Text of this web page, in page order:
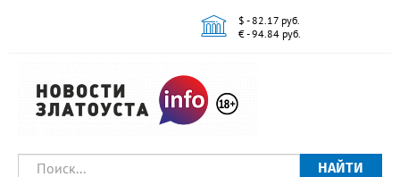
$ - 82.17 руб.
€ - 94.84 руб.
НАЙТИ